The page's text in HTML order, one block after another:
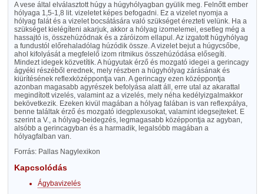
A vese által elválasztott húgy a húgyhólyagban gyülik meg. Felnőtt ember
hólyaga 1,5-1,8 lit. vizeletet képes befogadni. Ez a vizelet nyomja a
hólyag falát és a vizelet bocsátására való szükséget érezteti velünk. Ha a
szükséget kielégíteni akarjuk, akkor a hólyag izomelemei, esetleg még a
hassajtó is, összehúzódnak és a záróizom ellapul. Az izgatott húgyhólyag
a fundustól előrehaladólag húzódik össze. A vizelet bejut a húgycsőbe,
ahol kifolyását a megfelelő izom ritmikus összehúzódása elősegíti.
Mindezt idegek közvetítik. A húgyutak érző és mozgató idegei a gerincagy
ágyéki részéből erednek, mely részben a húgyhólyag zárásának és
kiürítésének reflexközéppontja van. A gerincagy ezen középpontja
azonban magasabb agyrészek befolyása alatt áll, erre utal az akarattal
megindított vizelés, valamint az a vizelés, mely néha kedélyizgalmakkor
bekövetkezik. Ezeken kivül magában a hólyag falában is van reflexpálya,
benne találtak érző és mozgató idegplexusokat, valamint idegsejteket. E
szerint a V., a hólyag-beidegzés, legmagasabb középpontja az agyban,
alsóbb a gerincagyban és a harmadik, legalsóbb magában a
hólyagfalban van.
Forrás: Pallas Nagylexikon
Kapcsolódás
Ágybavizelés